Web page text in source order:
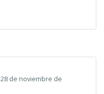
28 de noviembre de